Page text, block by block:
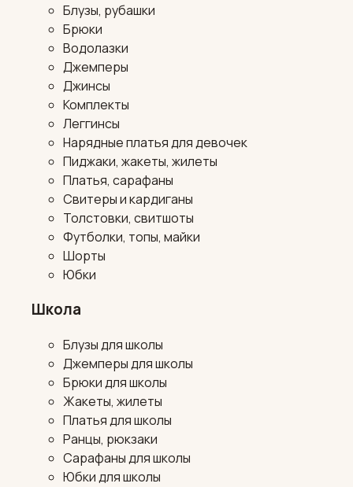
Блузы, рубашки
Брюки
Водолазки
Джемперы
Джинсы
Комплекты
Леггинсы
Нарядные платья для девочек
Пиджаки, жакеты, жилеты
Платья, сарафаны
Свитеры и кардиганы
Толстовки, свитшоты
Футболки, топы, майки
Шорты
Юбки
Школа
Блузы для школы
Джемперы для школы
Брюки для школы
Жакеты, жилеты
Платья для школы
Ранцы, рюкзаки
Сарафаны для школы
Юбки для школы